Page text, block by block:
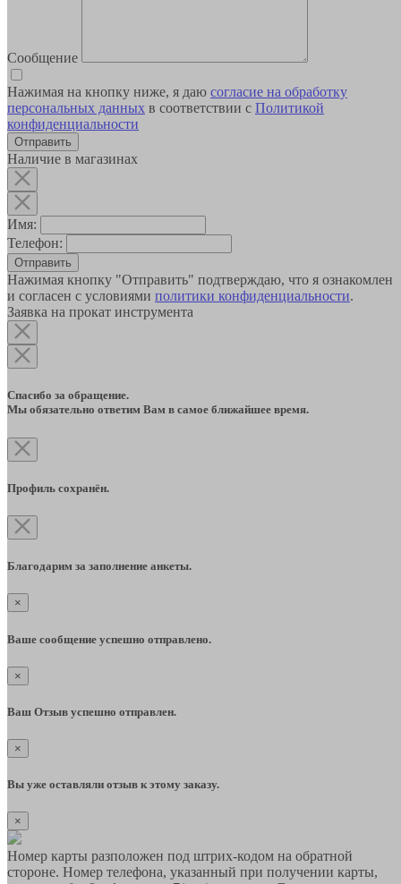
Сообщение
Нажимая на кнопку ниже, я даю согласие на обработку
персональных данных в соответствии с Политикой
конфиденциальности
Наличие в магазинах
Имя:
Телефон:
Отправить
Нажимая кнопку "Отправить" подтверждаю, что я ознакомлен
и согласен с условиями политики конфиденциальности.
Заявка на прокат инструмента
Спасибо за обращение.
Мы обязательно ответим Вам в самое ближайшее время.
Профиль сохранён.
Благодарим за заполнение анкеты.
×
Ваше сообщение успешно отправлено.
×
Ваш Отзыв успешно отправлен.
×
Вы уже оставляли отзыв к этому заказу.
×
Номер карты разположен под штрих-кодом на обратной
стороне. Номер телефона, указанный при получении карты,